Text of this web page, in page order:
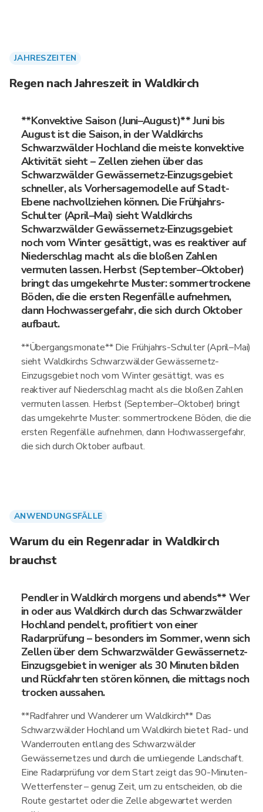
JAHRESZEITEN
Regen nach Jahreszeit in Waldkirch
**Konvektive Saison (Juni–August)** Juni bis
August ist die Saison, in der Waldkirchs
Schwarzwälder Hochland die meiste konvektive
Aktivität sieht – Zellen ziehen über das
Schwarzwälder Gewässernetz-Einzugsgebiet
schneller, als Vorhersagemodelle auf Stadt-
Ebene nachvollziehen können. Die Frühjahrs-
Schulter (April–Mai) sieht Waldkirchs
Schwarzwälder Gewässernetz-Einzugsgebiet
noch vom Winter gesättigt, was es reaktiver auf
Niederschlag macht als die bloßen Zahlen
vermuten lassen. Herbst (September–Oktober)
bringt das umgekehrte Muster: sommertrockene
Böden, die die ersten Regenfälle aufnehmen,
dann Hochwassergefahr, die sich durch Oktober
aufbaut.
**Übergangsmonate** Die Frühjahrs-Schulter (April–Mai)
sieht Waldkirchs Schwarzwälder Gewässernetz-
Einzugsgebiet noch vom Winter gesättigt, was es
reaktiver auf Niederschlag macht als die bloßen Zahlen
vermuten lassen. Herbst (September–Oktober) bringt
das umgekehrte Muster: sommertrockene Böden, die die
ersten Regenfälle aufnehmen, dann Hochwassergefahr,
die sich durch Oktober aufbaut.
ANWENDUNGSFÄLLE
Warum du ein Regenradar in Waldkirch
brauchst
Pendler in Waldkirch morgens und abends** Wer
in oder aus Waldkirch durch das Schwarzwälder
Hochland pendelt, profitiert von einer
Radarprüfung – besonders im Sommer, wenn sich
Zellen über dem Schwarzwälder Gewässernetz-
Einzugsgebiet in weniger als 30 Minuten bilden
und Rückfahrten stören können, die mittags noch
trocken aussahen.
**Radfahrer und Wanderer um Waldkirch** Das
Schwarzwälder Hochland um Waldkirch bietet Rad- und
Wanderrouten entlang des Schwarzwälder
Gewässernetzes und durch die umliegende Landschaft.
Eine Radarprüfung vor dem Start zeigt das 90-Minuten-
Wetterfenster – genug Zeit, um zu entscheiden, ob die
Route gestartet oder die Zelle abgewartet werden